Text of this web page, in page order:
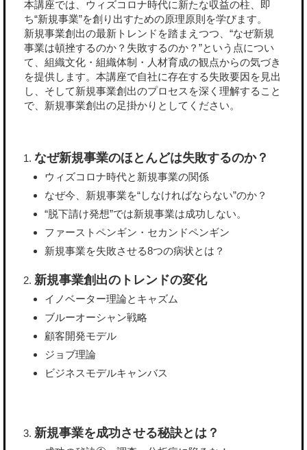
本講座では、ウィズコロナ時代に新たな収益の柱、即
ち“新規事業”を創り出すための原理原則を学びます。
新規事業創出の最新トレンドを踏まえつつ、“なぜ新規
事業は頓挫するのか？失敗するのか？”という点につい
て、組織文化・組織体制・人材育成の観点からの気づき
を提供します。本講座で自社に存在する失敗要因を見出
し、そして新規事業創出のプロセスを深く理解すること
で、新規事業創出の足掛かりとしてください。
なぜ新規事業のほとんどは失敗するのか？
ウィズコロナ時代と新規事業の関係
なぜ今、新規事業を“しなければならない”のか？
“脱下請け発想”では新規事業は成功しない。
ファーストペンギン・セカンドペンギン
新規事業を失敗させる8つの病状とは？
新規事業創出のトレンドの変化
イノベーター理論とキャズム
ブルーオーシャン戦略
顧客開発モデル
ジョブ理論
ビジネスモデルキャンバス
新規事業を成功させる秘訣とは？